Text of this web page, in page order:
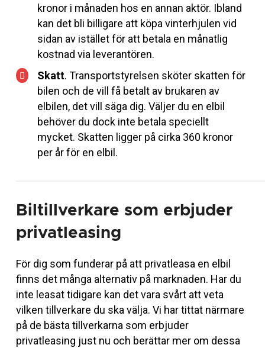
kronor i månaden hos en annan aktör. Ibland
kan det bli billigare att köpa vinterhjulen vid
sidan av istället för att betala en månatlig
kostnad via leverantören.
Skatt. Transportstyrelsen sköter skatten för
bilen och de vill få betalt av brukaren av
elbilen, det vill säga dig. Väljer du en elbil
behöver du dock inte betala speciellt
mycket. Skatten ligger på cirka 360 kronor
per år för en elbil.
Biltillverkare som erbjuder
privatleasing
För dig som funderar på att privatleasa en elbil
finns det många alternativ på marknaden. Har du
inte leasat tidigare kan det vara svårt att veta
vilken tillverkare du ska välja. Vi har tittat närmare
på de bästa tillverkarna som erbjuder
privatleasing just nu och berättar mer om dessa